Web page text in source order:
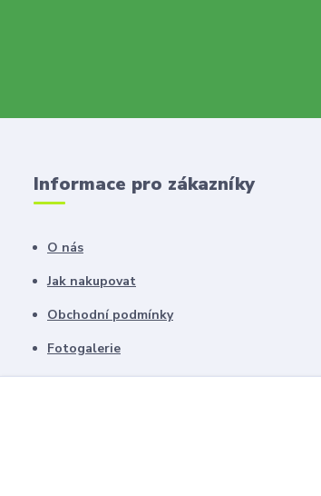
Informace pro zákazníky
O nás
Jak nakupovat
Obchodní podmínky
Fotogalerie
Kontakty